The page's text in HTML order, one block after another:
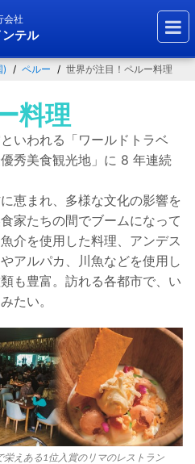
会社
テル
) ペルー 世界が注目！ペルー料理
料理
いわれる「ワールドトラベ
秀美食観光地」に 8 年連続
恵まれ、多様な文化の影響を
家たちの間でブームになって
介を使用した料理、アンデス
アルパカ、川魚などを使用し
も豊富。 訪れる各都市で、い
たい。
えある1位入賞のリマのレストラン